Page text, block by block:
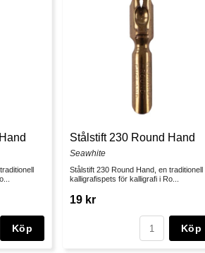
Köp
Stålstift 230 Round Hand
Seawhite
Stålstift 230 Round Hand, en traditionell
kalligrafispets för kalligrafi i Ro...
19 kr
Köp